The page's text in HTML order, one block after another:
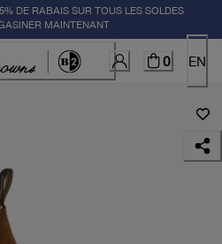
DE RABAIS SUR TOUS LES SOLDES
MAINTENANT
0 EN